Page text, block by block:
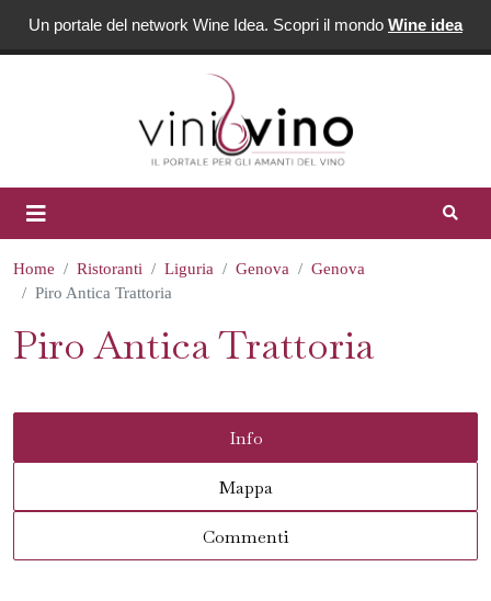
Un portale del network Wine Idea. Scopri il mondo Wine idea
Home Ristoranti Liguria Genova
Genova
Piro Antica Trattoria
Piro Antica Trattoria
Info
Mappa
Commenti